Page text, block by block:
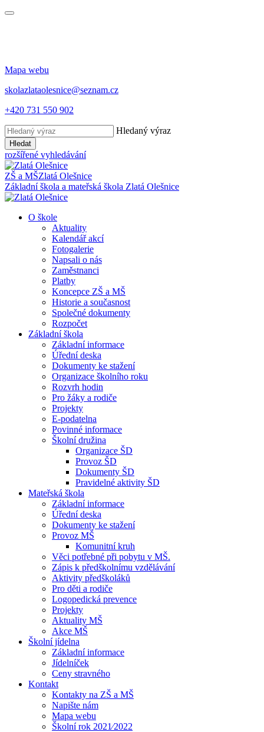
Mapa webu
skolazlataolesnice@seznam.cz
+420 731 550 902
Hledaný výraz
Hledat
rozšířené vyhledávání
ZŠ a MŠZlatá Olešnice
Základní škola a mateřská škola Zlatá Olešnice
O škole
Aktuality
Kalendář akcí
Fotogalerie
Napsali o nás
Zaměstnanci
Platby
Koncepce ZŠ a MŠ
Historie a současnost
Společné dokumenty
Rozpočet
Základní škola
Základní informace
Úřední deska
Dokumenty ke stažení
Organizace školního roku
Rozvrh hodin
Pro žáky a rodiče
Projekty
E-podatelna
Povinné informace
Školní družina
Organizace ŠD
Provoz ŠD
Dokumenty ŠD
Pravidelné aktivity ŠD
Mateřská škola
Základní informace
Úřední deska
Dokumenty ke stažení
Provoz MŠ
Komunitní kruh
Věci potřebné při pobytu v MŠ.
Zápis k předškolnímu vzdělávání
Aktivity předškoláků
Pro děti a rodiče
Logopedická prevence
Projekty
Aktuality MŠ
Akce MŠ
Školní jídelna
Základní informace
Jídelníček
Ceny stravného
Kontakt
Kontakty na ZŠ a MŠ
Napište nám
Mapa webu
Školní rok 2021⁄2022